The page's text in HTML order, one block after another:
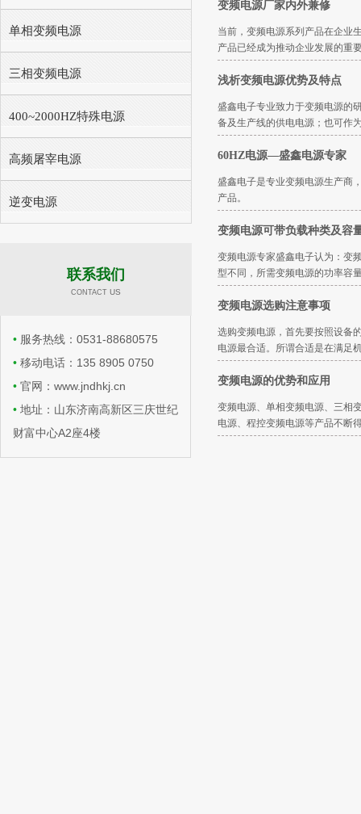
变频电源厂家内外兼修
当前，变频电源系列产品在企业
产品已经成为推动企业发展的重
浅析变频电源优势及特点
盛鑫电子专业致力于变频电源的
备及生产线的供电电源；也可作
60HZ电源—盛鑫电源专家
盛鑫电子是专业变频电源生产商
产品。
变频电源可带负载种类及容
变频电源专家盛鑫电子认为：变
型不同，所需变频电源的功率容
变频电源选购注意事项
选购变频电源，首先要按照设备
电源最合适。所谓合适是在满足
变频电源的优势和应用
变频电源、单相变频电源、三相
电源、程控变频电源等产品不断
单相变频电源
三相变频电源
400~2000HZ特殊电源
高频屠宰电源
逆变电源
联系我们
CONTACT ​​ US
• 服务热线：0531-88680575
• 移动电话：135 8905 0750
• 官网：www.jndhkj.cn
• 地址：山东济南高新区三庆世纪
财富中心A2座4楼